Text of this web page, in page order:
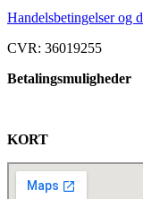
Handelsbetingelser og
CVR: 36019255
Betalingsmuligheder
KORT